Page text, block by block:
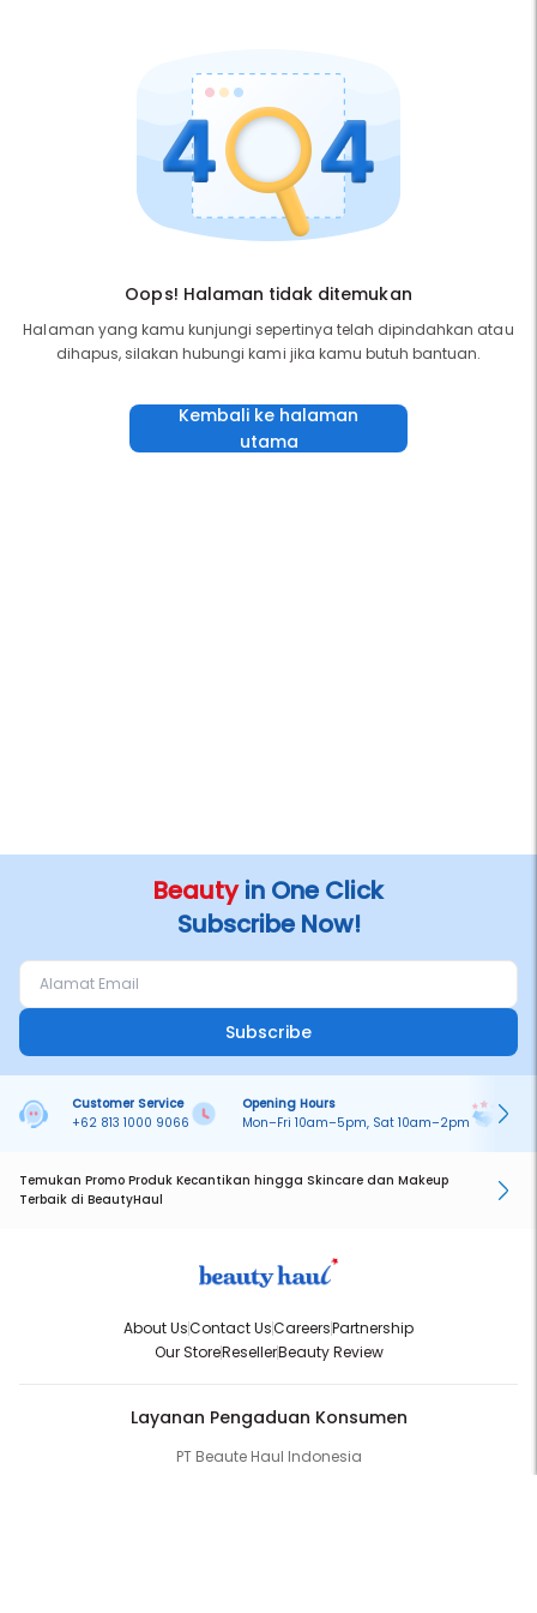
Oops! Halaman tidak ditemukan
Halaman yang kamu kunjungi sepertinya telah dipindahkan atau
dihapus, silakan hubungi kami jika kamu butuh bantuan.
Kembali ke halaman
utama
Beautyin One Click
Subscribe Now!
Subscribe
Customer Service
+62 813 1000 9066
Opening Hours
Mon–Fri 10am–5pm, Sat 10am–2pm
Temukan Promo Produk Kecantikan hingga Skincare dan Makeup
Terbaik di BeautyHaul
About UsContact UsCareersPartnership
Our StoreResellerBeauty Review
Layanan Pengaduan Konsumen
PT Beaute Haul Indonesia